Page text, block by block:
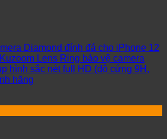
Diamond đính đá cho iPhone 12
Lens Ring bảo vệ camera
hình sắc nét full HD (độ cứng 9H,
hãng